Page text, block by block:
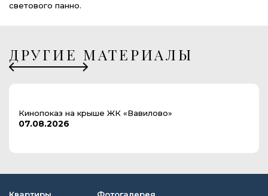
светового панно.
ДРУГИЕ МАТЕРИАЛЫ
Кинопоказ на крыше ЖК «Вавилово»
07.08.2026